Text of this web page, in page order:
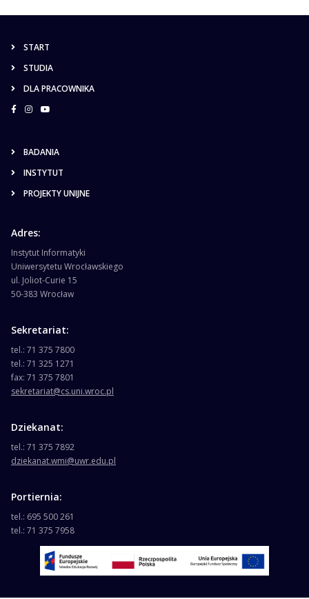
START
STUDIA
DLA PRACOWNIKA
BADANIA
INSTYTUT
PROJEKTY UNIJNE
Adres:
Instytut Informatyki
Uniwersytetu Wrocławskiego
ul. Joliot-Curie 15
50-383 Wrocław
Sekretariat:
tel.: 71 375 7800
tel.: 71 325 1271
fax: 71 375 7801
sekretariat@cs.uni.wroc.pl
Dziekanat:
tel.: 71 375 7892
dziekanat.wmi@uwr.edu.pl
Portiernia:
tel.: 695 500 261
tel.: 71 375 7958